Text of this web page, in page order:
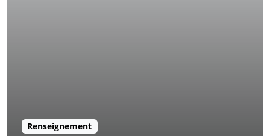
Renseignement